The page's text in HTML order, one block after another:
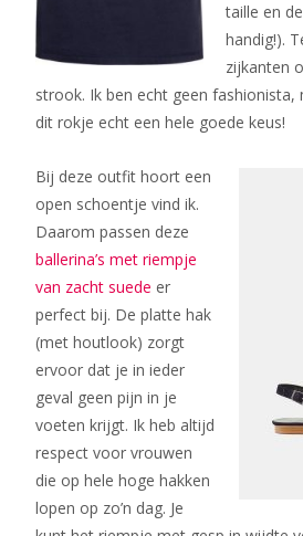
taille en
handig!).
zijkanten
strook. Ik ben echt geen fashionista,
dit rokje echt een hele goede keus!
Bij deze outfit hoort een
open schoentje vind ik.
Daarom passen deze
ballerina’s met riempje
van zacht suede er
perfect bij. De platte hak
(met houtlook) zorgt
ervoor dat je in ieder
geval geen pijn in je
voeten krijgt. Ik heb altijd
respect voor vrouwen
die op hele hoge hakken
lopen op zo’n dag. Je